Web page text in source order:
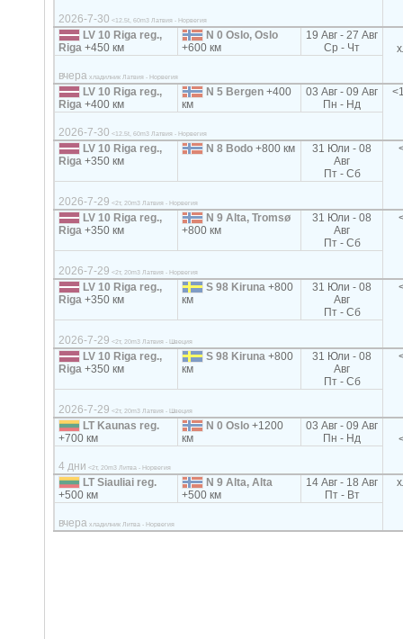
2026-7-30 <12.5t, 60m3 Латвия - Норвегия
LV 10 Riga reg.,
Riga+450 км
N 0 Oslo, Oslo
+600 км
19 Авг - 27 Авг
Ср - Чт
вчера хладилник Латвия - Норвегия
LV 10 Riga reg.,
Riga+400 км
N 5 Bergen+400
км
03 Авг - 09 Авг
Пн - Нд
2026-7-30 <12.5t, 60m3 Латвия - Норвегия
LV 10 Riga reg.,
Riga+350 км
N 8 Bodo+800 км
31 Юли - 08
Авг
Пт - Сб
2026-7-29 <2т, 20m3 Латвия - Норвегия
LV 10 Riga reg.,
Riga+350 км
N 9 Alta, Tromsø
+800 км
31 Юли - 08
Авг
Пт - Сб
2026-7-29 <2т, 20m3 Латвия - Норвегия
LV 10 Riga reg.,
Riga+350 км
S 98 Kiruna+800
км
31 Юли - 08
Авг
Пт - Сб
2026-7-29 <2т, 20m3 Латвия - Швеция
LV 10 Riga reg.,
Riga+350 км
S 98 Kiruna+800
км
31 Юли - 08
Авг
Пт - Сб
2026-7-29 <2т, 20m3 Латвия - Швеция
LT Kaunas reg.
+700 км
N 0 Oslo+1200
км
03 Авг - 09 Авг
Пн - Нд
4 дни <2т, 20m3 Литва - Норвегия
LT Siauliai reg.
+500 км
N 9 Alta, Alta
+500 км
14 Авг - 18 Авг
Пт - Вт
вчера хладилник Литва - Норвегия